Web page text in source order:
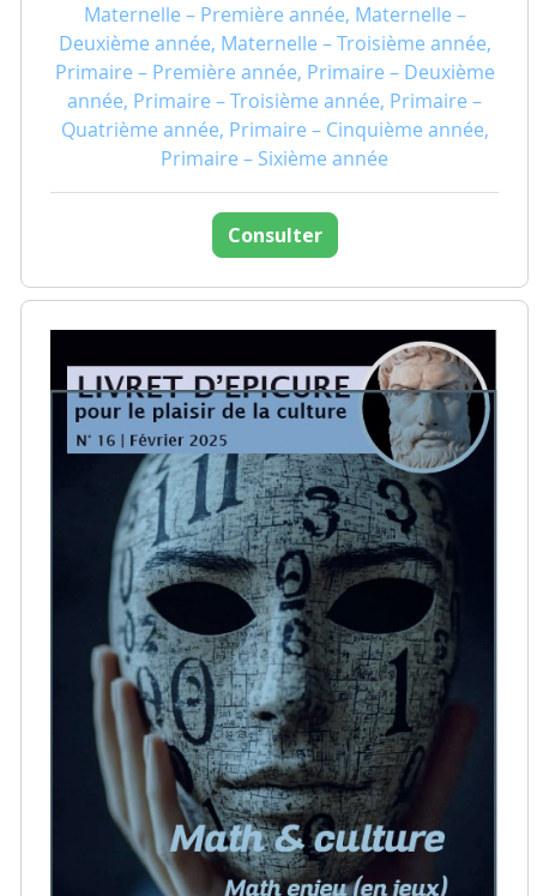
Maternelle – Première année, Maternelle –
Deuxième année, Maternelle – Troisième année,
Primaire – Première année, Primaire – Deuxième
année, Primaire – Troisième année, Primaire –
Quatrième année, Primaire – Cinquième année,
Primaire – Sixième année
Consulter